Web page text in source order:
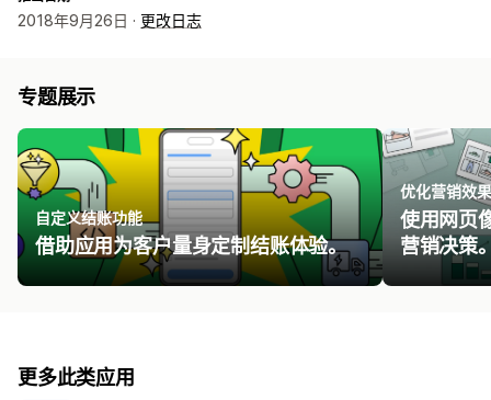
2018年9月26日 · 更改日志
专题展示
自定义结账功能
借助应用为客户量身定制结账体验。
优化营销效果
使用网页
营销决策
更多此类应用